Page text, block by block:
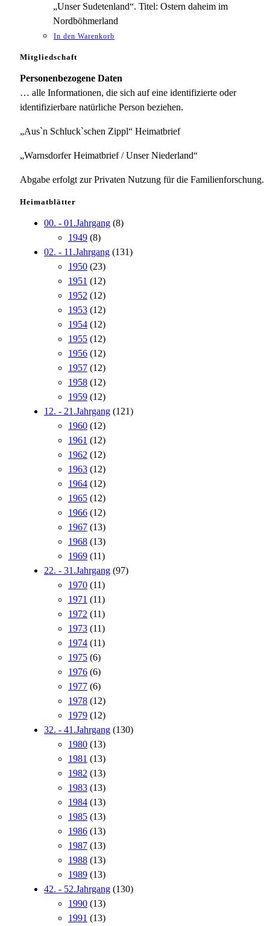
„Unser Sudetenland“. Titel: Ostern daheim im
Nordböhmerland
In den Warenkorb
Mitgliedschaft
Personenbezogene Daten
… alle Informationen, die sich auf eine identifizierte oder
identifizierbare natürliche Person beziehen.
„Aus`n Schluck`schen Zippl“ Heimatbrief
„Warnsdorfer Heimatbrief / Unser Niederland“
Abgabe erfolgt zur Privaten Nutzung für die Familienforschung.
Heimatblätter
00. - 01.Jahrgang (8)
1949 (8)
02. - 11.Jahrgang (131)
1950 (23)
1951 (12)
1952 (12)
1953 (12)
1954 (12)
1955 (12)
1956 (12)
1957 (12)
1958 (12)
1959 (12)
12. - 21.Jahrgang (121)
1960 (12)
1961 (12)
1962 (12)
1963 (12)
1964 (12)
1965 (12)
1966 (12)
1967 (13)
1968 (13)
1969 (11)
22. - 31.Jahrgang (97)
1970 (11)
1971 (11)
1972 (11)
1973 (11)
1974 (11)
1975 (6)
1976 (6)
1977 (6)
1978 (12)
1979 (12)
32. - 41.Jahrgang (130)
1980 (13)
1981 (13)
1982 (13)
1983 (13)
1984 (13)
1985 (13)
1986 (13)
1987 (13)
1988 (13)
1989 (13)
42. - 52.Jahrgang (130)
1990 (13)
1991 (13)